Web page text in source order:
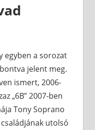
egyben a sorozat
jelent meg.
ismert, 2006-
„6B” 2007-ben
Tony Soprano
utolsó